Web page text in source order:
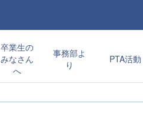
卒業生の
みなさん
へ
事務部よ
り
PTA活動